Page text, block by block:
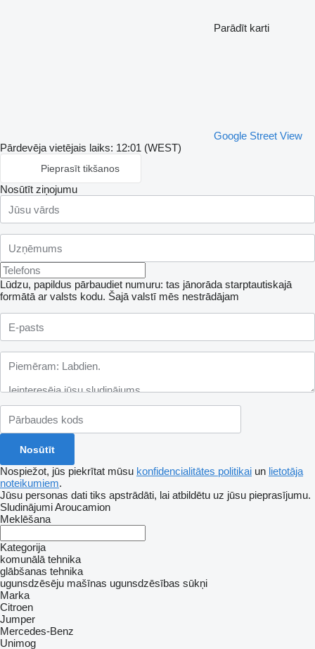
Parādīt karti
Google Street View
Pārdevēja vietējais laiks: 12:01 (WEST)
Pieprasīt tikšanos
Nosūtīt ziņojumu
Lūdzu, papildus pārbaudiet numuru: tas jānorāda starptautiskajā
formātā ar valsts kodu. Šajā valstī mēs nestrādājam
Nospiežot, jūs piekrītat mūsu konfidencialitātes politikai un lietotāja
noteikumiem.
Jūsu personas dati tiks apstrādāti, lai atbildētu uz jūsu pieprasījumu.
Sludinājumi Aroucamion
Meklēšana
Kategorija
komunālā tehnika
glābšanas tehnika
ugunsdzēsēju mašīnas ugunsdzēsības sūkņi
Marka
Citroen
Jumper
Mercedes-Benz
Unimog